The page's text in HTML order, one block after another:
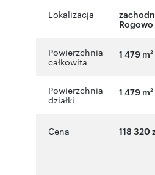
Lokalizacja
Rogowo
Powierzchnia
całkowita
1 479 m2
Powierzchnia
działki
1 479 m2
Cena 118 320